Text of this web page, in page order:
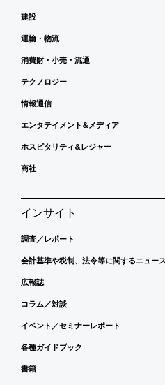
建設
運輸・物流
消費財・小売・流通
テクノロジー
情報通信
エンタテイメント&メディア
ホスピタリティ&レジャー
商社
インサイト
調査／レポート
会計基準や税制、法令等に関するニュース
広報誌
コラム／対談
イベント／セミナーレポート
各種ガイドブック
書籍